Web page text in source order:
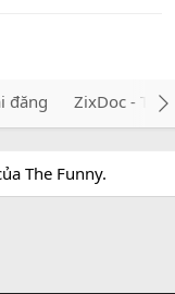
đăng ZixDoc - Tài
The Funny.